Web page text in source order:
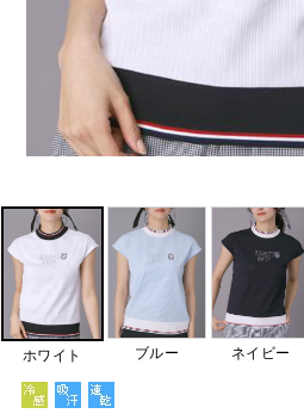
ホワイト ブルー ネイビー